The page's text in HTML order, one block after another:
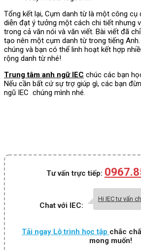
Tổng kết lại, Cụm danh từ là một công
diễn đạt ý tưởng một cách chi tiết nhưng
trong cả văn nói và văn viết. Bài viết đã
tạo nên một cụm danh từ trong tiếng
chúng và bạn có thể linh hoạt kết hợp
rộng danh từ nhé!
Trung tâm anh ngữ IEC chúc các bạn
Nếu cần bất cứ sự trợ giúp gì, các bạn
ngũ IEC chúng mình nhé.
Tư vấn trực tiếp:
Chat với IEC:
Hi IEC tư vấn
Tải ngay Lộ trình học tập chắc
mong muốn!